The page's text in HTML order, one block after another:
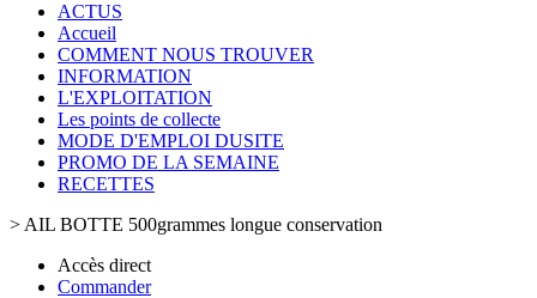
ACTUS
Accueil
COMMENT NOUS TROUVER
INFORMATION
L'EXPLOITATION
Les points de collecte
MODE D'EMPLOI DUSITE
PROMO DE LA SEMAINE
RECETTES
> AIL BOTTE 500grammes longue conservation
Accès direct
Commander